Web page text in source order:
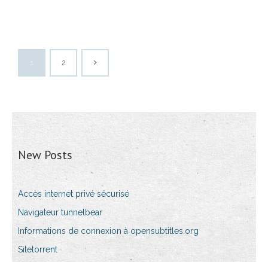
1 2
New Posts
Accès internet privé sécurisé
Navigateur tunnelbear
Informations de connexion à opensubtitles.org
Sitetorrent